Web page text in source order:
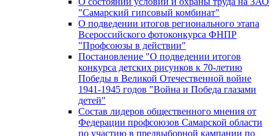
"Самарский гипсовый комбинат"
О подведении итогов регионального этапа
Всероссийского фотоконкурса ФНПР
"Профсоюзы в действии"
Постановление "О подведении итогов
конкурса детских рисунков к 70-летию
Победы в Великой Отечественной войне
1941-1945 годов "Война и Победа глазами
детей"
Состав лидеров общественного мнения от
Федерации профсоюзов Самарской области
по участию в предвыборной кампании по